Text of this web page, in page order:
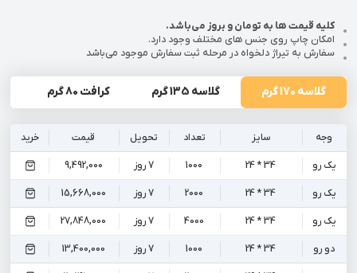
کلیه قیمت ها به تومان و بروز می‌باشد.
امکان چاپ روی جنس های مختلف وجود دارد.
سفارش به تیراژ دلخواه در مرحله ثبت سفارش موجود می‌باشد
گلاسه 170 گرم گلاسه 135 گرم کرافت 80 گرم
وجه سایز تعداد تحویل قیمت خرید
یک رو 34 * 24
1000 7 روز 9,492,000
یک رو 34 * 24
2000 7 روز 15,668,000
یک رو 34 * 24
4000 7 روز 27,848,000
دو رو 34 * 24
1000 7 روز 13,400,000